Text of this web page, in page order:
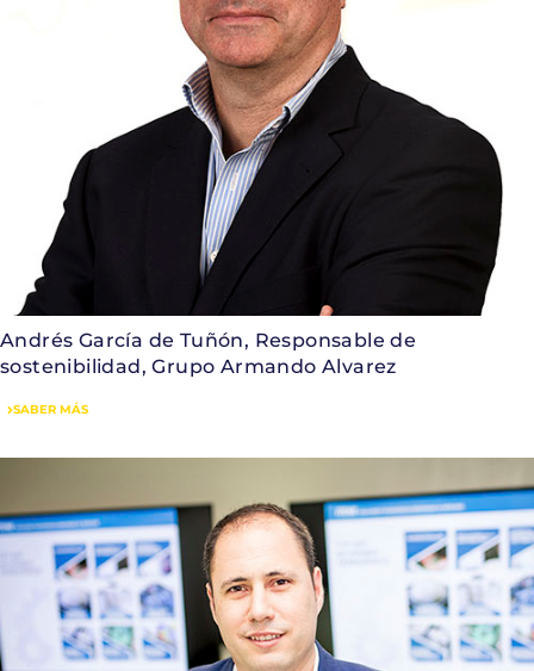
Andrés García de Tuñón, Responsable de
sostenibilidad, Grupo Armando Alvarez
SABER MÁS